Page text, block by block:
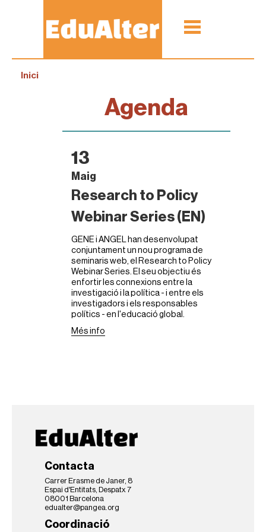
Inici
Agenda
13
Maig
Research to Policy
Webinar Series (EN)
GENE i ANGEL han desenvolupat
conjuntament un nou programa de
seminaris web, el Research to Policy
Webinar Series. El seu objectiu és
enfortir les connexions entre la
investigació i la política - i entre els
investigadors i els responsables
polítics - en l'educació global.
Més info
Contacta
Carrer Erasme de Janer, 8
Espai d'Entitats, Despatx 7
08001 Barcelona
edualter@pangea.org
Coordinació